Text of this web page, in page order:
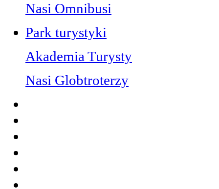
Nasi Omnibusi
Park turystyki
Akademia Turysty
Nasi Globtroterzy